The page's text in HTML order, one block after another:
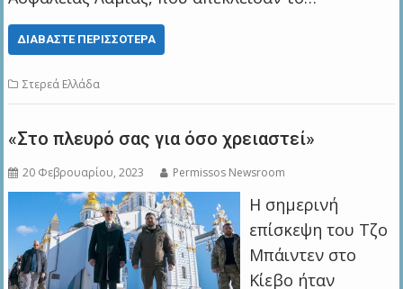
ΔΙΑΒΆΣΤΕ ΠΕΡΙΣΣΌΤΕΡΑ
Στερεά Ελλάδα
«Στο πλευρό σας για όσο χρειαστεί»
20 Φεβρουαρίου, 2023 Permissos Newsroom
Η σημερινή
επίσκεψη του Τζο
Μπάιντεν στο
Κίεβο ήταν